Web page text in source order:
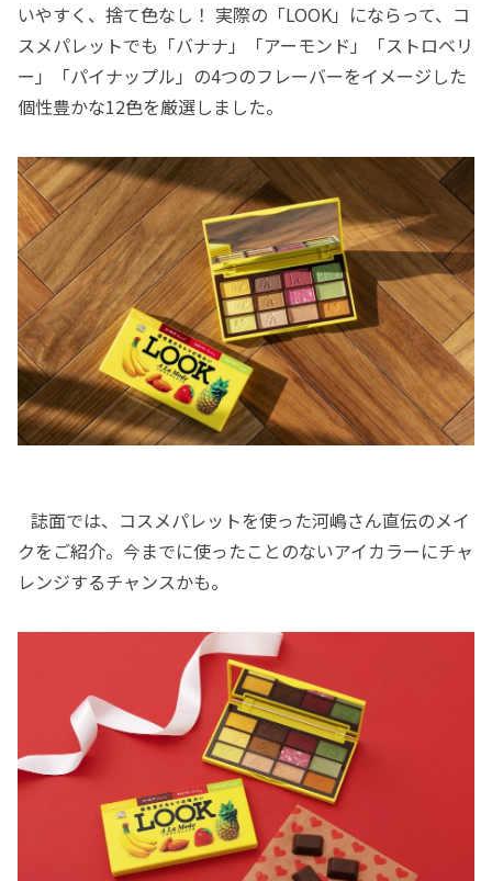
いやすく、捨て色なし！ 実際の「LOOK」にならって、コ
スメパレットでも「バナナ」「アーモンド」「ストロベリ
ー」「パイナップル」の4つのフレーバーをイメージした
個性豊かな12色を厳選しました。
誌面では、コスメパレットを使った河嶋さん直伝のメイ
クをご紹介。今までに使ったことのないアイカラーにチャ
レンジするチャンスかも。